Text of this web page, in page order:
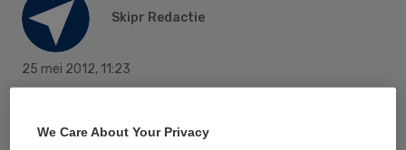
Skipr Redactie
25 mei 2012, 11:23
We Care About Your Privacy